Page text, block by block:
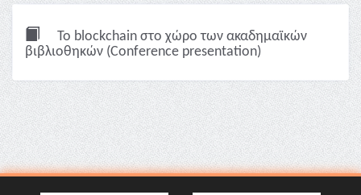
To blockchain στο χώρο των ακαδημαϊκών
βιβλιοθηκών (Conference presentation)